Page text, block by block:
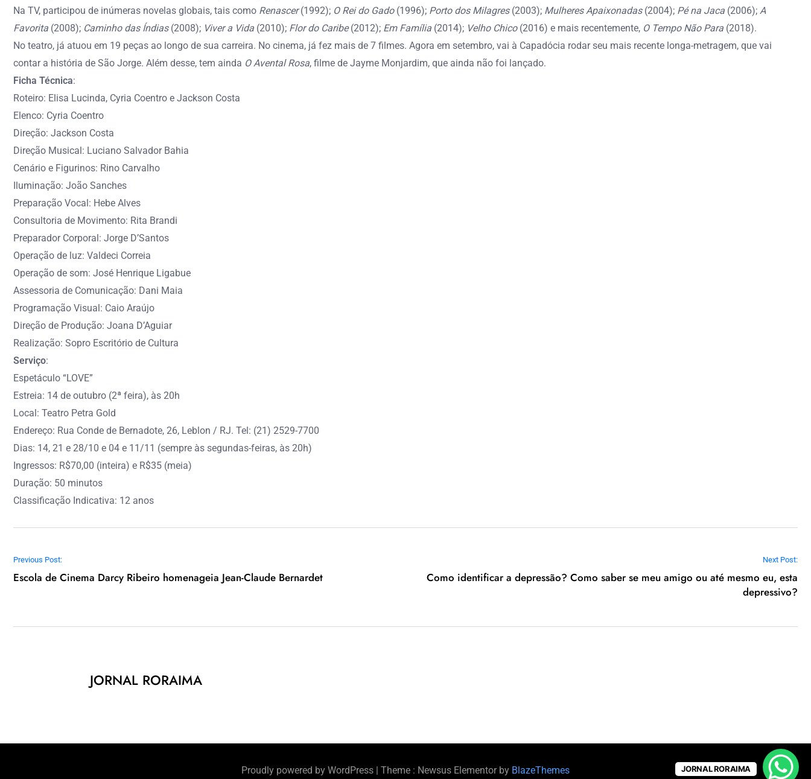
Na TV, participou de inúmeras novelas globais, tais como Renascer(1992); O Rei do Gado(1996); Porto dos Milagres(2003); Mulheres Apaixonadas(2004); Pé na Jaca (2006); A
Favorita (2008); Caminho das Índias(2008); Viver a Vida (2010); Flor do Caribe(2012); Em Família (2014); Velho Chico(2016) e mais recentemente, O Tempo Não Para (2018).
No teatro, já atuou em 19 peças ao longo de sua carreira. No cinema, já fez mais de 7 filmes. Agora em setembro, vai à Capadócia rodar seu mais recente longa-metragem, que vai
contar a história de São Jorge. Além desse, tem ainda O Avental Rosa, filme de Jayme Monjardim, que ainda não foi lançado.
Ficha Técnica:
Roteiro: Elisa Lucinda, Cyria Coentro e Jackson Costa
Elenco: Cyria Coentro
Direção: Jackson Costa
Direção Musical: Luciano Salvador Bahia
Cenário e Figurinos: Rino Carvalho
Iluminação: João Sanches
Preparação Vocal: Hebe Alves
Consultoria de Movimento: Rita Brandi
Preparador Corporal: Jorge D’Santos
Operação de luz: Valdeci Correia
Operação de som: José Henrique Ligabue
Assessoria de Comunicação: Dani Maia
Programação Visual: Caio Araújo
Direção de Produção: Joana D’Aguiar
Realização: Sopro Escritório de Cultura
Serviço:
Espetáculo “LOVE”
Estreia: 14 de outubro (2ª feira), às 20h
Local: Teatro Petra Gold
Endereço: Rua Conde de Bernadote, 26, Leblon / RJ. Tel: (21) 2529-7700
Dias: 14, 21 e 28/10 e 04 e 11/11 (sempre às segundas-feiras, às 20h)
Ingressos: R$70,00 (inteira) e R$35 (meia)
Duração: 50 minutos
Classificação Indicativa: 12 anos
Navegação de Post
Previous Post:
Escola de Cinema Darcy Ribeiro homenageia Jean-Claude Bernardet
Next Post:
Como identificar a depressão? Como saber se meu amigo ou até mesmo eu, esta
depressivo?
JORNAL RORAIMA
Proudly powered by WordPress | Theme : Newsus Elementor by BlazeThemes JORNAL RORAIMA